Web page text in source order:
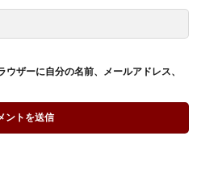
ザーに自分の名前、メールアドレス、